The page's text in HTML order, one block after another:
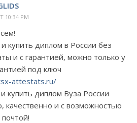
10:34 PM
и купить диплом в России без
и с гарантией, можно только у
под ключ
attestats.ru/
купить диплом Вуза России
качественно и с возможностью